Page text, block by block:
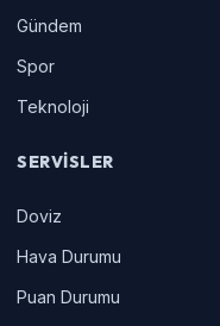
Gündem
Spor
Teknoloji
SERVISLER
Doviz
Hava Durumu
Puan Durumu